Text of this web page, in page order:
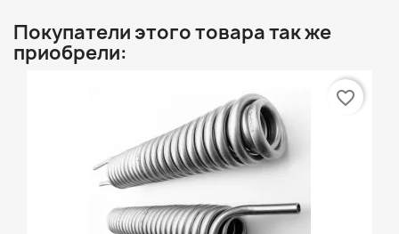
Покупатели этого товара так же
приобрели:
favorite_border